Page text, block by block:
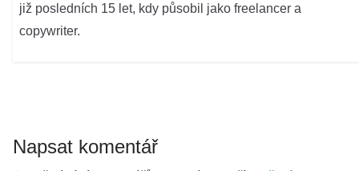
již posledních 15 let, kdy působil jako freelancer a
copywriter.
Napsat komentář